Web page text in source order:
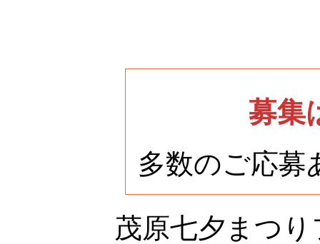
募集
多数のご応募
茂原七夕まつ